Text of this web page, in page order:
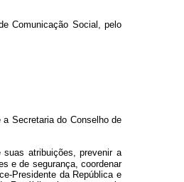
Comunicação Social, pelo
Secretaria do Conselho de
atribuições, prevenir a
e de segurança, coordenar
Presidente da República e